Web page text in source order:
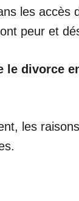
les accès
peur et
le divorce
les